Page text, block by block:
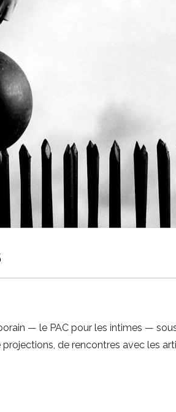
— le PAC pour les intimes —
de rencontres avec les